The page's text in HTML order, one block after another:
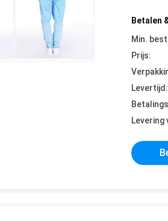
Betalen
Min.
Prijs:
Levertijd:
Levering